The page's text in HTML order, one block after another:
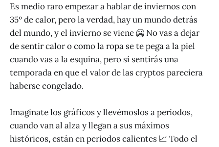
Es medio raro empezar a hablar de inviernos con
35º de calor, pero la verdad, hay un mundo detrás
del mundo, y el invierno se viene 🥶 No vas a dejar
de sentir calor o como la ropa se te pega a la piel
cuando vas a la esquina, pero sí sentirás una
temporada en que el valor de las cryptos pareciera
haberse congelado.
Imagínate los gráficos y llevémoslos a periodos,
cuando van al alza y llegan a sus máximos
históricos, están en periodos calientes 📈 Todo el